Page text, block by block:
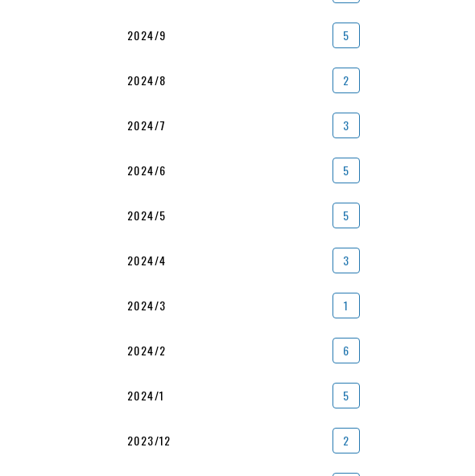
2024/9 5
2024/8 2
2024/7 3
2024/6 5
2024/5 5
2024/4 3
2024/3 1
2024/2 6
2024/1 5
2023/12 2